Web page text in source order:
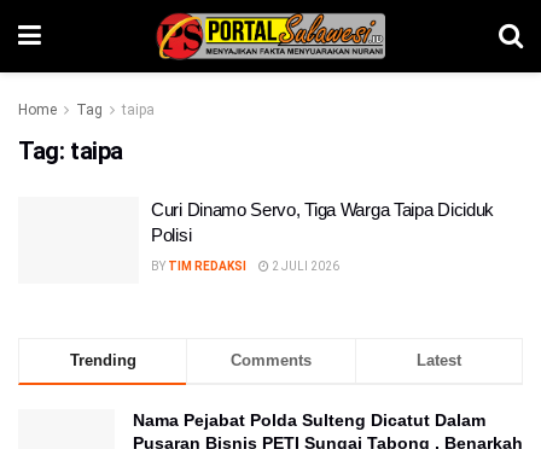
Home Tag taipa
Tag: taipa
Curi Dinamo Servo, Tiga Warga Taipa Diciduk
Polisi
BY TIM REDAKSI 2 JULI 2026
Trending Comments Latest
Nama Pejabat Polda Sulteng Dicatut Dalam
Pusaran Bisnis PETI Sungai Tabong , Benarkah